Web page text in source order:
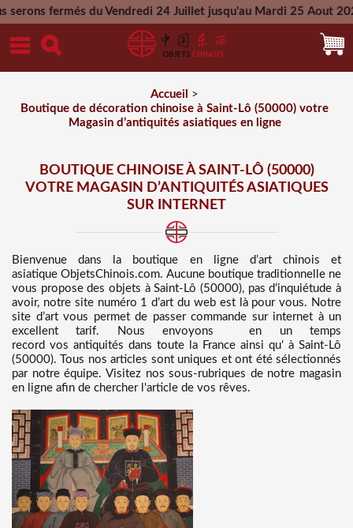
du Vendredi 24 Juillet jusqu'au Mardi 25 Aout 2026 -
Mercredi 26 Aout 2026
Accueil
>
Boutique de décoration chinoise à Saint-Lô (50000) votre
Magasin d’antiquités asiatiques en ligne
BOUTIQUE CHINOISE À SAINT-LÔ (50000)
VOTRE MAGASIN D’ANTIQUITÉS ASIATIQUES
SUR INTERNET
Bienvenue dans
la boutique en ligne d’art chinois et
asiatique ObjetsChinois.com. Aucune boutique traditionnelle ne
vous propose des objets à Saint-Lô (50000), pas d’inquiétude à
avoir, notre site numéro 1 d’art du web est là pour vous. Notre
site d’art vous permet de passer commande sur internet à un
excellent tarif. Nousenvoyons en un temps
record vos antiquités dans toute la France ainsi qu' à Saint-Lô
(50000). Tous nos articles sont uniques et ont été sélectionnés
par notre équipe. Visitez nos sous-rubriques de notre magasin
en ligne afin de chercher l'article de vos rêves.